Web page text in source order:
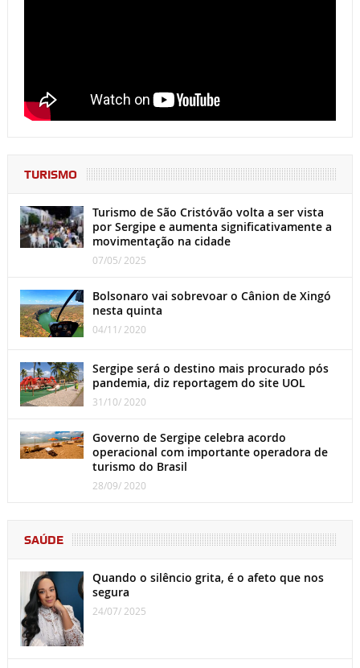
TURISMO
Turismo de São Cristóvão volta a ser vista
por Sergipe e aumenta significativamente a
movimentação na cidade
07/05/ 2025
Bolsonaro vai sobrevoar o Cânion de Xingó
nesta quinta
04/11/ 2020
Sergipe será o destino mais procurado pós
pandemia, diz reportagem do site UOL
31/10/ 2020
Governo de Sergipe celebra acordo
operacional com importante operadora de
turismo do Brasil
28/09/ 2020
SAÚDE
Quando o silêncio grita, é o afeto que nos
segura
24/07/ 2025